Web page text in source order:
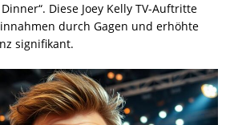
Diese Joey Kelly TV-Auftritte
durch Gagen und erhöhte
signifikant.